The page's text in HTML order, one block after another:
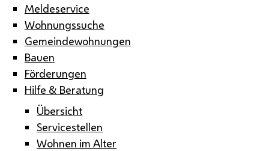
Meldeservice
Wohnungssuche
Gemeindewohnungen
Bauen
Förderungen
Hilfe & Beratung
Übersicht
Servicestellen
Wohnen im Alter